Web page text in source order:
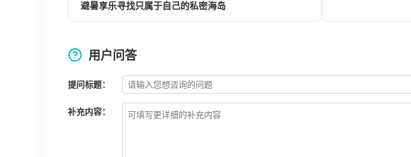
避暑享乐寻找只属于自己的私密海岛
用户问答
提问标题：
补充内容：